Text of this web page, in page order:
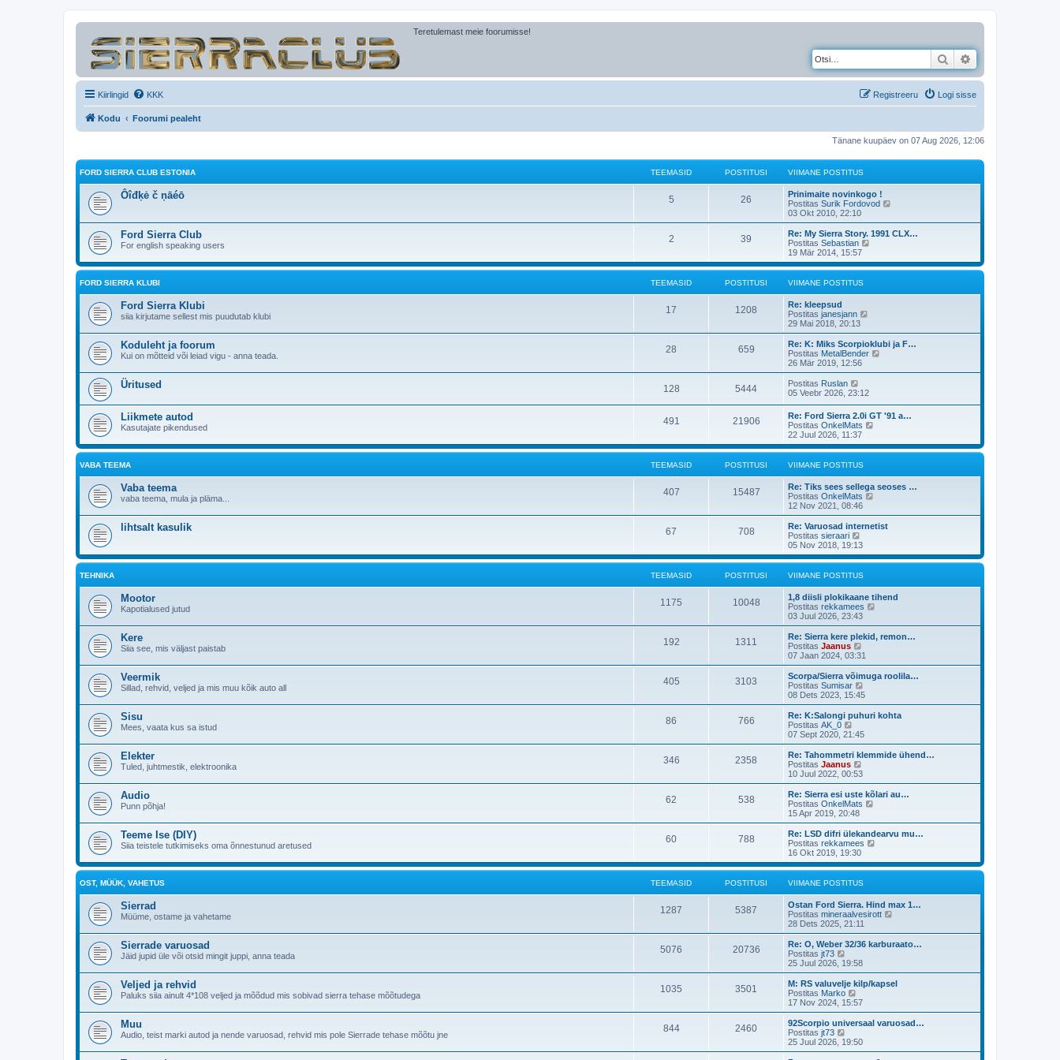
Teretulemast meie foorumisse!
Otsi
Kiirlingid KKK Logi sisse
Registreeru
Kodu Foorumi pealeht
Tänane kuupäev on 07 Aug 2026, 12:06
FORD SIERRA CLUB ESTONIA TEEMASID POSTITUSI VIIMANE POSTITUS
Ôîđķė č ņāéō 5 26
Prinimaite novinkogo !
Postitas Surik Fordovod
a
t
i
s
s
t
u
03 Okt 2010, 22:10
Ford Sierra Club
For english speaking users
2 39
Re: My Sierra Story. 1991 CLX…
Postitas Sebastian
a
t
s
t
p
s
t
u
s
t
19 Mär 2014, 15:57
FORD SIERRA KLUBI TEEMASID POSTITUSI VIIMANE POSTITUS
Ford Sierra Klubi
siia kirjutame sellest mis puudutab klubi
17 1208
Re: kleepsud
Postitas janesjann
a
t
a
v
m
a
s
t
p
s
t
u
s
t
29 Mai 2018, 20:13
Koduleht ja foorum
Kui on mõtteid või leiad vigu - anna teada.
28 659
Re: K: Miks Scorpioklubi ja F…
Postitas MetalBender
a
i
s
t
o
s
t
u
s
26 Mär 2019, 12:56
Üritused 128 5444 Postitas Ruslan
a
t
a
v
i
i
a
s
t
p
o
s
t
i
t
u
s
t
05 Veebr 2026, 23:12
Liikmete autod
Kasutajate pikendused
491 21906
Re: Ford Sierra 2.0i GT '91 a…
Postitas OnkelMats
a
t
i
s
t
s
t
t
u
s
22 Juul 2026, 11:37
VABA TEEMA TEEMASID POSTITUSI VIIMANE POSTITUS
Vaba teema
vaba teema, mula ja pläma...
407 15487
Re: Tiks sees sellega seoses …
Postitas OnkelMats
a
t
i
s
t
p
s
t
u
s
12 Nov 2021, 08:46
lihtsalt kasulik 67 708
Re: Varuosad internetist
Postitas sieraari
a
a
t
a
i
m
a
s
t
p
o
s
t
i
t
u
s
05 Nov 2018, 19:13
TEHNIKA TEEMASID POSTITUSI VIIMANE POSTITUS
Mootor
Kapotialused jutud
1175 10048
1,8 diisli plokikaane tihend
Postitas rekkamees
a
a
m
p
t
i
s
t
03 Juul 2026, 23:43
Kere
Siia see, mis väljast paistab
192 1311
Re: Sierra kere plekid, remon…
Postitas Jaanus
a
a
t
a
v
m
a
s
p
s
t
i
s
t
07 Jaan 2024, 03:31
Veermik
Sillad, rehvid, veljed ja mis muu kõik auto all
405 3103
Scorpa/Sierra võimuga roolila…
Postitas Sumisar
a
a
t
v
m
p
o
t
i
s
t
08 Dets 2023, 15:45
Sisu
Mees, vaata kus sa istud
86 766
Re: K:Salongi puhuri kohta
Postitas AK_0
a
a
t
a
v
m
a
s
p
o
s
t
t
u
s
t
07 Sept 2020, 21:45
Elekter
Tuled, juhtmestik, elektroonika
346 2358
Re: Tahommetri klemmide ühend…
Postitas Jaanus
a
a
t
a
v
m
a
t
o
s
t
i
t
u
s
10 Juul 2022, 00:53
Audio
Punn põhja!
62 538
Re: Sierra esi uste kõlari au…
Postitas OnkelMats
a
t
a
i
s
t
p
s
t
u
s
15 Apr 2019, 20:48
Teeme Ise (DIY)
Siia teistele tutkimiseks oma õnnestunud aretused
60 788
Re: LSD difri ülekandearvu mu…
Postitas rekkamees
a
t
i
m
s
t
s
t
u
s
16 Okt 2019, 19:30
OST, MÜÜK, VAHETUS TEEMASID POSTITUSI VIIMANE POSTITUS
Sierrad
Müüme, ostame ja vahetame
1287 5387
Ostan Ford Sierra. Hind max 1…
Postitas mineraalvesirott
a
t
m
p
t
28 Dets 2025, 21:11
Sierrade varuosad
Jäid jupid üle või otsid mingit juppi, anna teada
5076 20736
Re: O, Weber 32/36 karburaato…
Postitas jt73
a
a
t
a
v
m
a
s
25 Juul 2026, 19:58
Veljed ja rehvid
Paluks siia ainult 4*108 veljed ja mõõdud mis sobivad sierra tehase mõõtudega
1035 3501
M: RS valuvelje kilp/kapsel
Postitas Marko
a
a
t
v
17 Nov 2024, 15:57
Muu
Audio, teist marki autod ja nende varuosad, rehvid mis pole Sierrade tehase mõõtu jne
844 2460
92Scorpio universaal varuosad…
Postitas jt73
a
a
25 Juul 2026, 19:50